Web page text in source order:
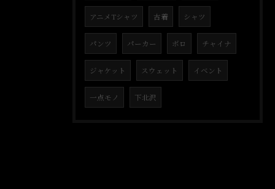
アニメTシャツ 古着 シャツ
パンツ パーカー ボロ チャイナ
ジャケット スウェット イベント
一点モノ 下北沢